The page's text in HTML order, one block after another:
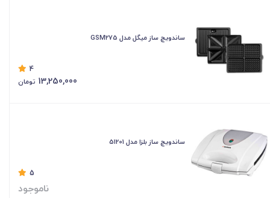
ساندویچ ساز میگل مدل GSM275
4
13,250,000 تومان
ساندویچ ساز بلزا مدل 51201
5
ناموجود